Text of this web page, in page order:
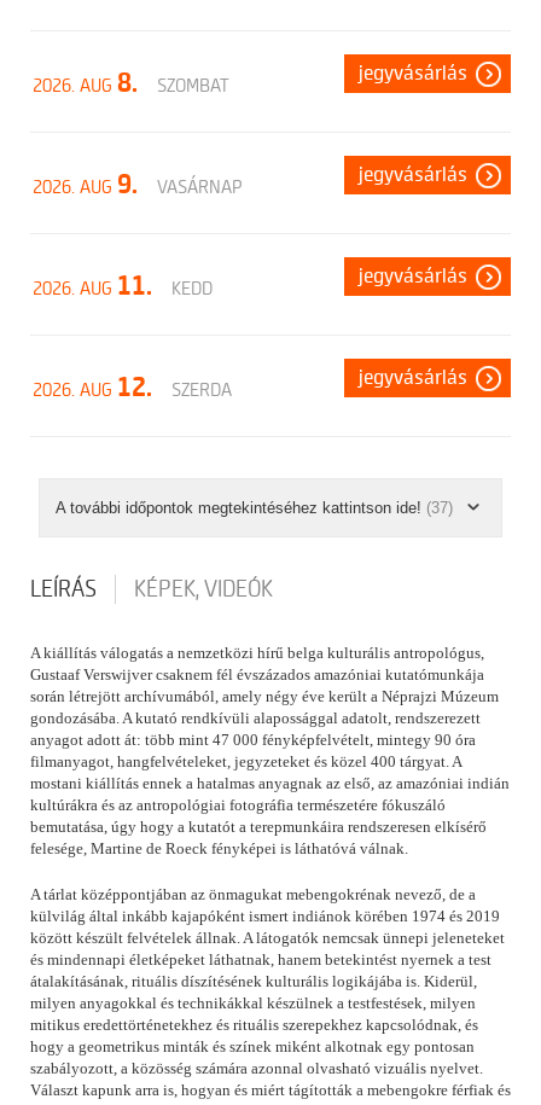
2026. AUG 8. SZOMBAT
jegyvásárlás
2026. AUG 9. VASÁRNAP
jegyvásárlás
2026. AUG 11. KEDD
jegyvásárlás
2026. AUG 12. SZERDA
jegyvásárlás
A további időpontok megtekintéséhez kattintson ide! (37)
LEÍRÁS KÉPEK, VIDEÓK
A kiállítás válogatás a nemzetközi hírű belga kulturális antropológus,
Gustaaf Verswijver csaknem fél évszázados amazóniai kutatómunkája
során létrejött archívumából, amely négy éve került a Néprajzi Múzeum
gondozásába. A kutató rendkívüli alapossággal adatolt, rendszerezett
anyagot adott át: több mint 47 000 fényképfelvételt, mintegy 90 óra
filmanyagot, hangfelvételeket, jegyzeteket és közel 400 tárgyat. A
mostani kiállítás ennek a hatalmas anyagnak az első, az amazóniai indián
kultúrákra és az antropológiai fotográfia természetére fókuszáló
bemutatása, úgy hogy a kutatót a terepmunkáira rendszeresen elkísérő
felesége, Martine de Roeck fényképei is láthatóvá válnak.
A tárlat középpontjában az önmagukat mebengokrénak nevező, de a
külvilág által inkább kajapóként ismert indiánok körében 1974 és 2019
között készült felvételek állnak. A látogatók nemcsak ünnepi jeleneteket
és mindennapi életképeket láthatnak, hanem betekintést nyernek a test
átalakításának, rituális díszítésének kulturális logikájába is. Kiderül,
milyen anyagokkal és technikákkal készülnek a testfestések, milyen
mitikus eredettörténetekhez és rituális szerepekhez kapcsolódnak, és
hogy a geometrikus minták és színek miként alkotnak egy pontosan
szabályozott, a közösség számára azonnal olvasható vizuális nyelvet.
Választ kapunk arra is, hogyan és miért tágították a mebengokre férfiak és